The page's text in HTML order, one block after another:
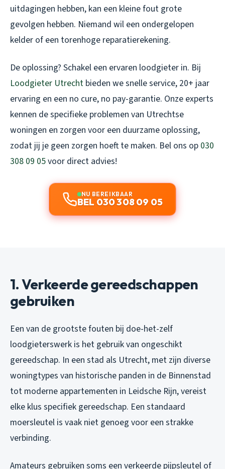
uitdagingen hebben, kan een kleine fout grote
gevolgen hebben. Niemand wil een ondergelopen
kelder of een torenhoge reparatierekening.
De oplossing? Schakel een ervaren loodgieter in. Bij
Loodgieter Utrecht bieden we snelle service, 20+ jaar
ervaring en een no cure, no pay-garantie. Onze experts
kennen de specifieke problemen van Utrechtse
woningen en zorgen voor een duurzame oplossing,
zodat jij je geen zorgen hoeft te maken. Bel ons op 030
308 09 05voor direct advies!
NU BEREIKBAAR
BEL 030 308 09 05
1. Verkeerde gereedschappen
gebruiken
Een van de grootste fouten bij doe-het-zelf
loodgieterswerk is het gebruik van ongeschikt
gereedschap. In een stad als Utrecht, met zijn diverse
woningtypes van historische panden in de Binnenstad
tot moderne appartementen in Leidsche Rijn, vereist
elke klus specifiek gereedschap. Een standaard
moersleutel is vaak niet genoeg voor een strakke
verbinding.
Amateurs gebruiken soms een verkeerde pijpsleutel of